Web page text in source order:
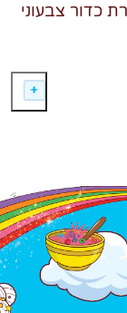
כדור צבעוני